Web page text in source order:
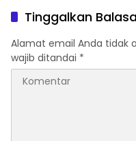
Tinggalkan
Alamat email Anda tidak
wajib ditandai *